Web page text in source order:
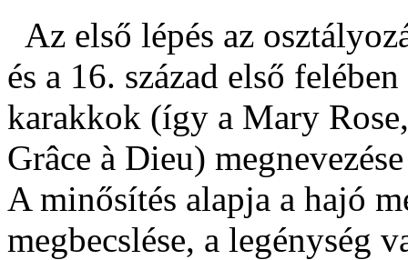
Az első lépés az
és a 16. század első
karakkok (így a Mary
Grâce à Dieu)
A minősítés alapja a hajó
megbecslése, a legénység